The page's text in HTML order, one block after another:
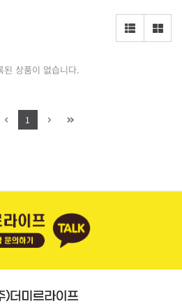
된 상품이 없습니다.
1